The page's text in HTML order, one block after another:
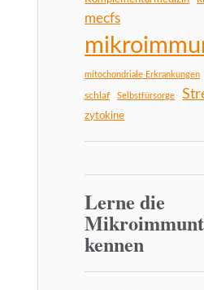
mecfs
mitochondriale Erkrankungen
schlaf Selbstfürsorge
zytokine
Lerne die
kennen